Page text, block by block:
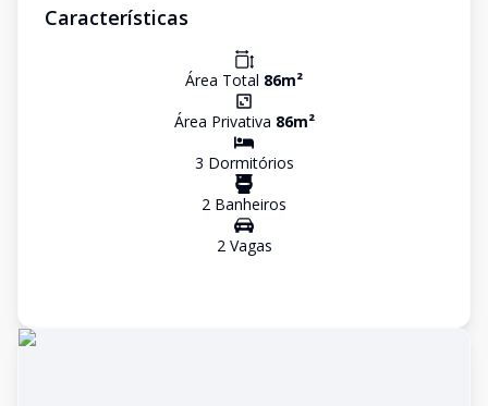
Características
Área Total 86m²
Área Privativa 86m²
3 Dormitórios
2 Banheiros
2Vagas